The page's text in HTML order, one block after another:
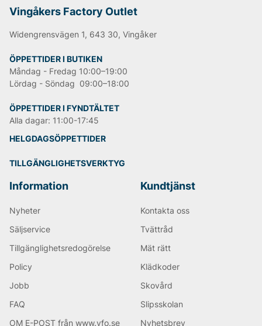
Vingåkers Factory Outlet
Widengrensvägen 1, 643 30, Vingåker
ÖPPETTIDER I BUTIKEN
Måndag - Fredag 10:00–19:00
Lördag - Söndag 09:00–18:00
ÖPPETTIDER I FYNDTÄLTET
Alla dagar: 11:00-17:45
HELGDAGSÖPPETTIDER
TILLGÄNGLIGHETSVERKTYG
Information
Nyheter
Säljservice
Tillgänglighetsredogörelse
Policy
Jobb
FAQ
OM E-POST från www.vfo.se
Kundtjänst
Kontakta oss
Tvättråd
Mät rätt
Klädkoder
Skovård
Slipsskolan
Nyhetsbrev